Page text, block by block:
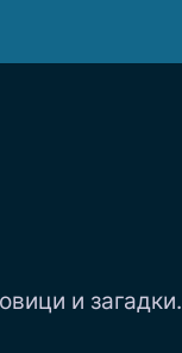
и загадки.